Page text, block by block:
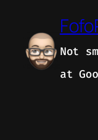
content
Not
at